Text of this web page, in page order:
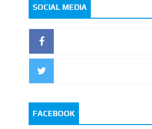
SOCIAL MEDIA
FACEBOOK